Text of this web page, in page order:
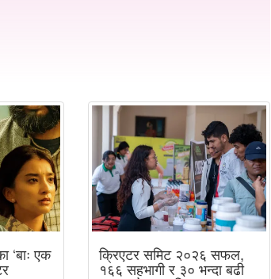
‘बाः एक क्रिएटर समिट २०२६ सफल,
१६६ सहभागी र ३० भन्दा बढी